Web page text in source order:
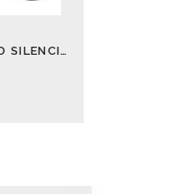
VENTILADOR DE TECHO SILENCIOSO CON LUZ Y ASPAS VISTAS CAIMAN